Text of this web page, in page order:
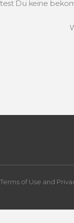
Du keine
of Use and